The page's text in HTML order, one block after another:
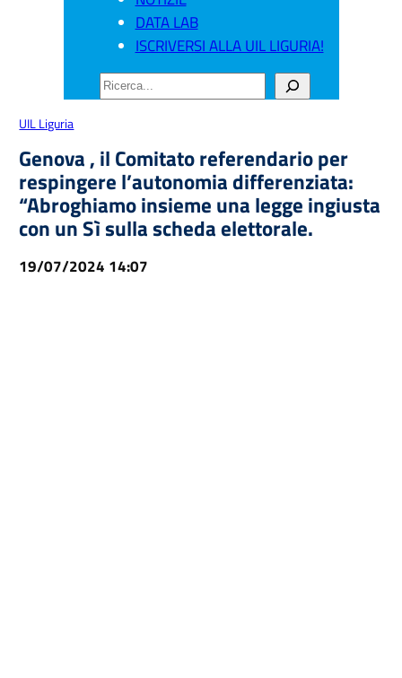
DATA LAB
ISCRIVERSI ALLA UIL LIGURIA!
CERCA
UIL Liguria
Genova , il Comitato referendario per
respingere l’autonomia differenziata:
“Abroghiamo insieme una legge ingiusta
con un Sì sulla scheda elettorale.
19/07/2024 14:07